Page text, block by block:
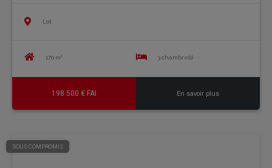
Lot
170 m² 3 chambre(s)
198 500 € FAI En savoir plus
SOUS COMPROMIS